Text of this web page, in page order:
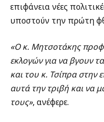
επιφάνεια νέες
υποστούν την πρώτη
«Ο κ. Μητσοτάκης
εκλογών για να βγουν
και του κ. Τσίπρα στην
αυτά την τριβή και να
τους», ανέφερε.